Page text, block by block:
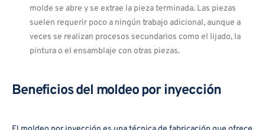
molde se abre y se extrae la pieza terminada. Las piezas
suelen requerir poco a ningún trabajo adicional, aunque a
veces se realizan procesos secundarios como el lijado, la
pintura o el ensamblaje con otras piezas.
Beneficios del moldeo por inyección